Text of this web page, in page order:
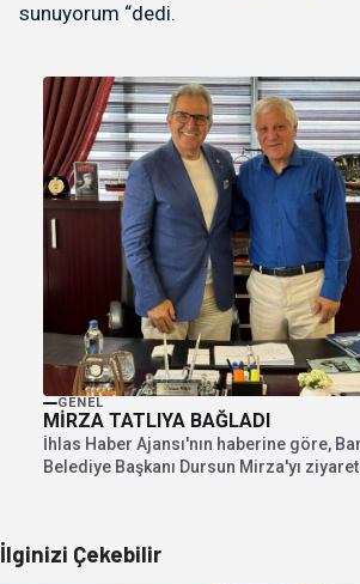
sunuyorum “dedi.
GENEL
MİRZA TATLIYA BAĞLADI
İhlas Haber Ajansı'nın haberine göre,
Belediye Başkanı Dursun Mirza'yı
İlginizi Çekebilir